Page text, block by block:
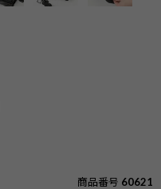
商品番号 60621